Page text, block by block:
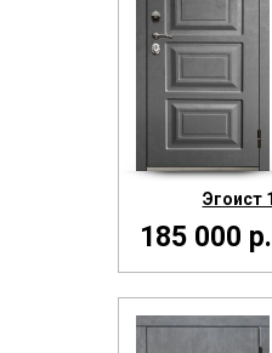
Эгоист
185 000 р.